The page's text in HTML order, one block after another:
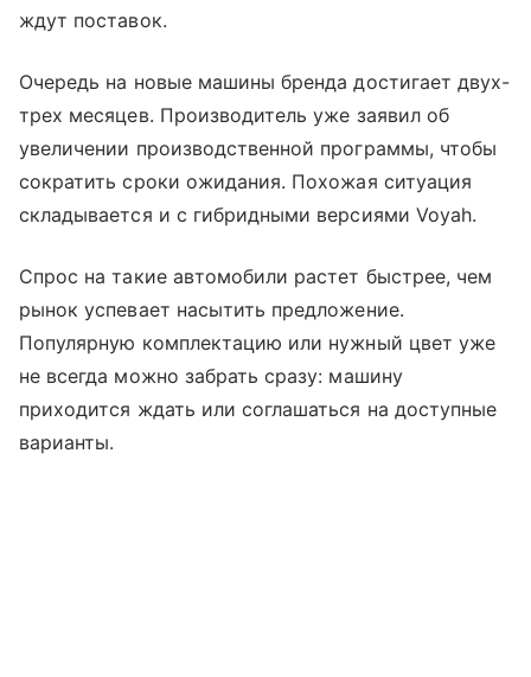
ждут поставок.
Очередь на новые машины бренда достигает двух-
трех месяцев. Производитель уже заявил об
увеличении производственной программы, чтобы
сократить сроки ожидания. Похожая ситуация
складывается и с гибридными версиями Voyah.
Спрос на такие автомобили растет быстрее, чем
рынок успевает насытить предложение.
Популярную комплектацию или нужный цвет уже
не всегда можно забрать сразу: машину
приходится ждать или соглашаться на доступные
варианты.